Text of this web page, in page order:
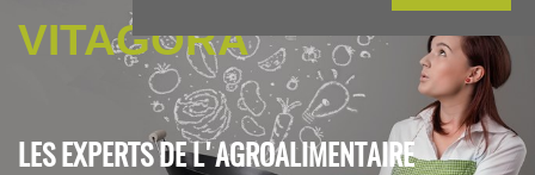
VITAGORA
LES EXPERTS DE L'AGROALIMENTAIRE